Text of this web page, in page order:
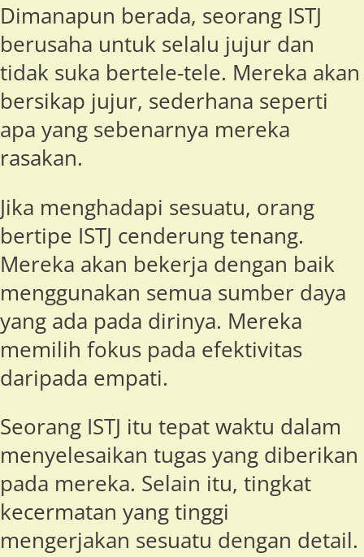
Dimanapun berada, seorang ISTJ
berusaha untuk selalu jujur dan
tidak suka bertele-tele. Mereka akan
bersikap jujur, sederhana seperti
apa yang sebenarnya mereka
rasakan.
Jika menghadapi sesuatu, orang
bertipe ISTJ cenderung tenang.
Mereka akan bekerja dengan baik
menggunakan semua sumber daya
yang ada pada dirinya. Mereka
memilih fokus pada efektivitas
daripada empati.
Seorang ISTJ itu tepat waktu dalam
menyelesaikan tugas yang diberikan
pada mereka. Selain itu, tingkat
kecermatan yang tinggi
mengerjakan sesuatu dengan detail.